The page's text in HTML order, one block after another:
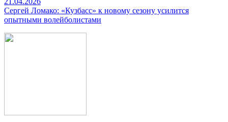
Сергей Ломако: «Кузбасс» к новому сезону усилится
опытными волейболистами